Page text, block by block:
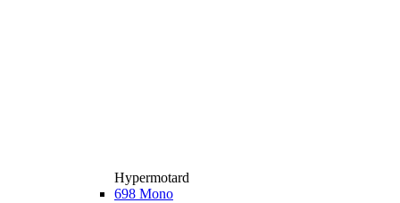
Hypermotard
698 Mono